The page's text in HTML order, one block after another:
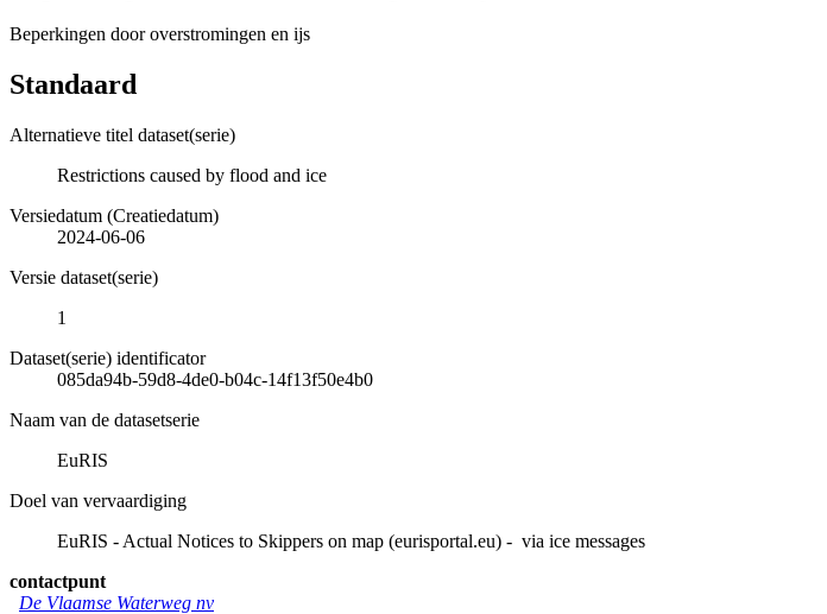
Beperkingen door overstromingen en ijs
Standaard
Alternatieve titel dataset(serie)
Restrictions caused by flood and ice
Versiedatum (Creatiedatum)
2024-06-06
Versie dataset(serie)
1
Dataset(serie) identificator
085da94b-59d8-4de0-b04c-14f13f50e4b0
Naam van de datasetserie
EuRIS
Doel van vervaardiging
EuRIS - Actual Notices to Skippers on map (eurisportal.eu) - via ice messages
contactpunt
De Vlaamse Waterweg nv